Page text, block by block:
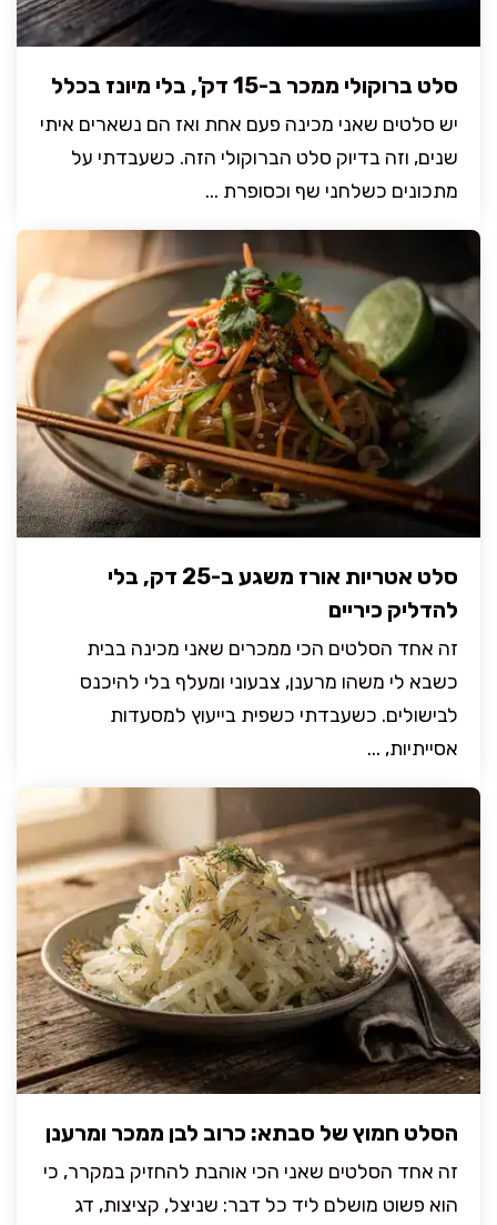
סלט ברוקולי ממכר ב-15 דק', בלי מיונז בכלל
יש סלטים שאני מכינה פעם אחת ואז הם נשארים איתי
שנים, וזה בדיוק סלט הברוקולי הזה. כשעבדתי על
מתכונים כשלחני שף וכסופרת ...
סלט אטריות אורז משגע ב-25 דק, בלי
להדליק כיריים
זה אחד הסלטים הכי ממכרים שאני מכינה בבית
כשבא לי משהו מרענן, צבעוני ומעלף בלי להיכנס
לבישולים. כשעבדתי כשפית בייעוץ למסעדות
אסייתיות, ...
הסלט חמוץ של סבתא: כרוב לבן ממכר ומרענן
זה אחד הסלטים שאני הכי אוהבת להחזיק במקרר, כי
הוא פשוט מושלם ליד כל דבר: שניצל, קציצות, דג